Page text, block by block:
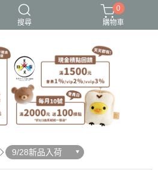
搜尋
憂傷馬戲團
拉拉熊
0
購物車
9/28新品入荷